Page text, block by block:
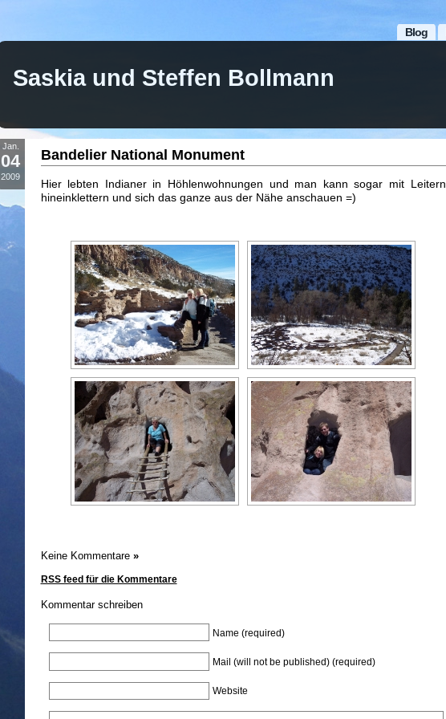
Blog
Saskia und Steffen Bollmann
Jan.
04
2009
Bandelier National Monument
Hier lebten Indianer in Höhlenwohnungen und man kann sogar mit Leitern
hineinklettern und sich das ganze aus der Nähe anschauen =)
Keine Kommentare »
RSS feed für die Kommentare
Kommentar schreiben
Name (required)
Mail (will not be published) (required)
Website